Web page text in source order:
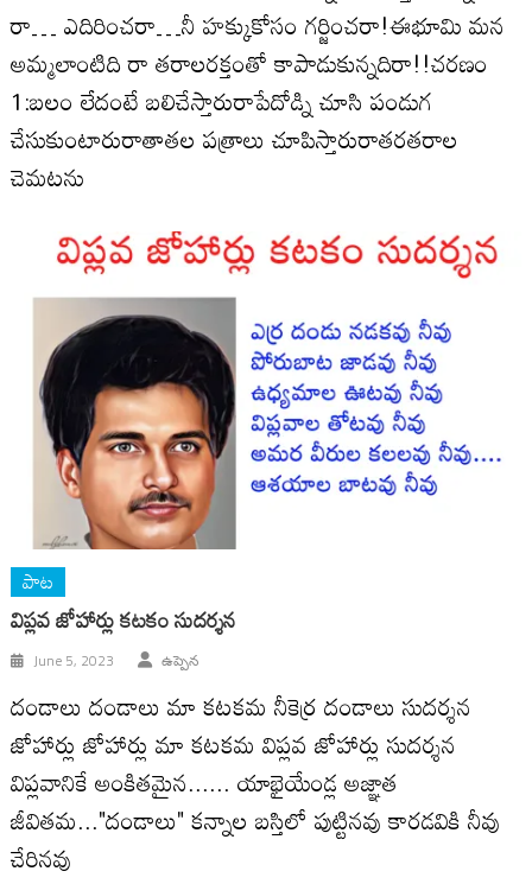
రా… ఎదిరించరా…నీ హక్కుకోసం గర్జించరా!ఈభూమి మన
అమ్మలాంటిది రా తరాలరక్తంతో కాపాడుకున్నదిరా!!చరణం
1:బలం లేదంటే బలిచేస్తారురాపేదోడ్ని చూసి పండుగ
చేసుకుంటారురాతాతల పత్రాలు చూపిస్తారురాతరతరాల
చెమటను
పాట
విప్లవ జోహార్లు కటకం సుదర్శన
June 5, 2023 ఉప్పెన
దండాలు దండాలు మా కటకమ నీకెర్ర దండాలు సుదర్శన
జోహార్లు జోహార్లు మా కటకమ విప్లవ జోహార్లు సుదర్శన
విప్లవానికే అంకితమైన...... యాభైయేండ్ల అజ్ఞాత
జీవితమ..."దండాలు" కన్నాల బస్తిలో పుట్టినవు కారడవికి నీవు
చేరినవు